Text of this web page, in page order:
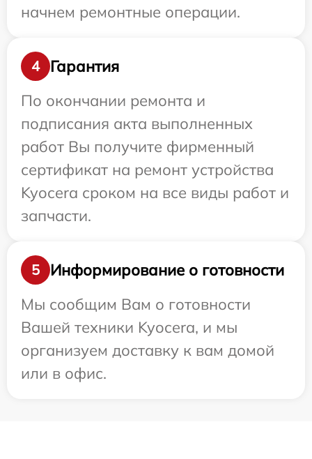
начнем ремонтные операции.
4
Гарантия
По окончании ремонта и
подписания акта выполненных
работ Вы получите фирменный
сертификат на ремонт устройства
Kyocera сроком на все виды работ и
запчасти.
5
Информирование о готовности
Мы сообщим Вам о готовности
Вашей техники Kyocera, и мы
организуем доставку к вам домой
или в офис.